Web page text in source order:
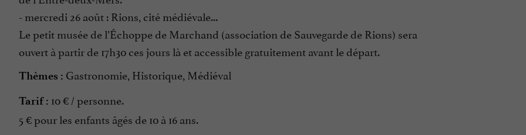
- mercredi 26 août : Rions, cité médiévale...
Le petit musée de l’Échoppe de Marchand (association de Sauvegarde de Rions) sera
ouvert à partir de 17h30 ces jours là et accessible gratuitement avant le départ.
Thèmes : Gastronomie, Historique, Médiéval
Tarif : 10 € / personne.
5 € pour les enfants âgés de 10 à 16 ans.